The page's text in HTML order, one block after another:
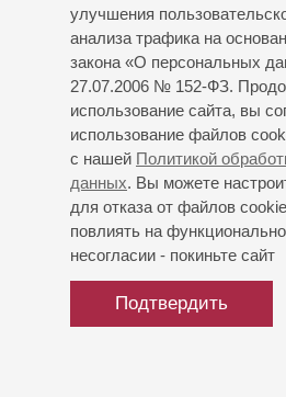
улучшения
анализа трафика на
закона «О персональных
27.07.2006 № 152-ФЗ.
использование сайта, вы
использование файлов
с нашей Политикой
данных. Вы можете
для отказа от файлов
повлиять на
несогласии - покиньте сайт
Подтвердить